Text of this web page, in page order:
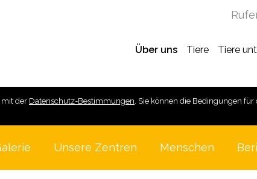
Über uns Tiere Tiere
mit der Datenschutz-Bestimmungen. Sie können die Bedingungen
Unsere Zentren Menschen